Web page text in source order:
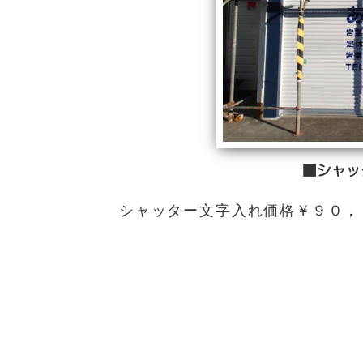
■シャ
シャッター文字入れ価格￥９０